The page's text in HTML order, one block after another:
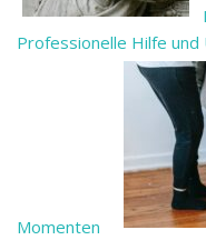
Professionelle Hilfe
Momenten